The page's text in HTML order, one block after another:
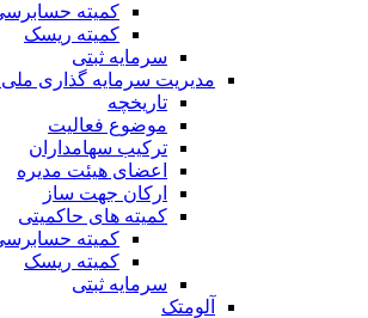
کمیته
کمیته ریسک
سرمایه ثبتی
مدیریت سرمایه گذاری ملی
تاریخچه
موضوع فعالیت
ترکیب سهامداران
اعضای هیئت مدیره
ارکان جهت ساز
کمیته های حاکمیتی
کمیته
کمیته ریسک
سرمایه ثبتی
آلومتک